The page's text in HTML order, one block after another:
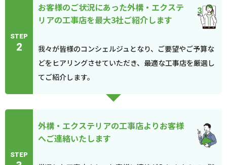
STEP
2
お客様のご状況にあった外構・エクステ
リアの工事店を最大3社ご紹介します
我々が皆様のコンシェルジュとなり、ご要望やご予算な
どをヒアリングさせていただき、最適な工事店を厳選し
てご紹介します。
STEP
外構・エクステリアの工事店よりお客様
へご連絡いたします